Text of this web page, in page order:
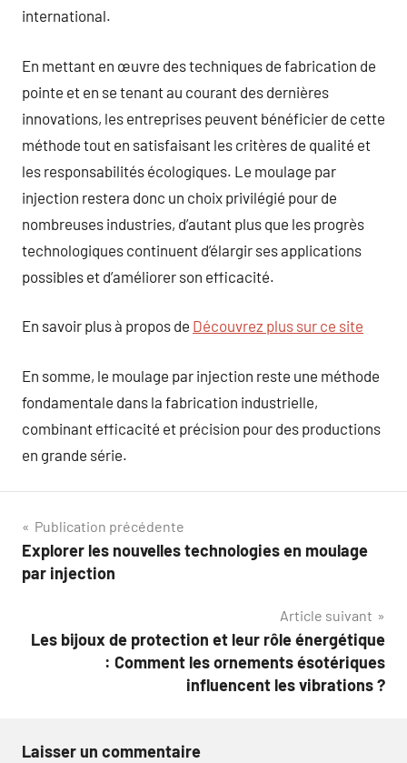
international.
En mettant en œuvre des techniques de fabrication de
pointe et en se tenant au courant des dernières
innovations, les entreprises peuvent bénéficier de cette
méthode tout en satisfaisant les critères de qualité et
les responsabilités écologiques. Le moulage par
injection restera donc un choix privilégié pour de
nombreuses industries, d’autant plus que les progrès
technologiques continuent d’élargir ses applications
possibles et d’améliorer son efficacité.
En savoir plus à propos de Découvrez plus sur ce site
En somme, le moulage par injection reste une méthode
fondamentale dans la fabrication industrielle,
combinant efficacité et précision pour des productions
en grande série.
Navigation
de
Publication précédente
Explorer les nouvelles technologies en moulage
par injection
Article suivant
Les bijoux de protection et leur rôle énergétique
: Comment les ornements ésotériques
influencent les vibrations ?
Laisser un commentaire